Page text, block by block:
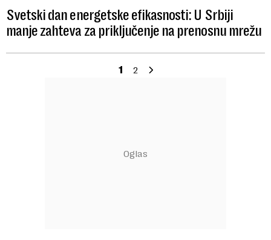
Svetski dan energetske efikasnosti: U Srbiji
manje zahteva za priključenje na prenosnu mrežu
1 2